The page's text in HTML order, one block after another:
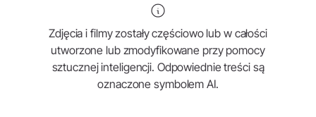
Zdjęcia i filmy zostały częściowo lub w całości
utworzone lub zmodyfikowane przy pomocy
sztucznej inteligencji. Odpowiednie treści są
oznaczone symbolem AI.